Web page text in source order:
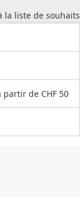
la liste de souhaits
de CHF 50